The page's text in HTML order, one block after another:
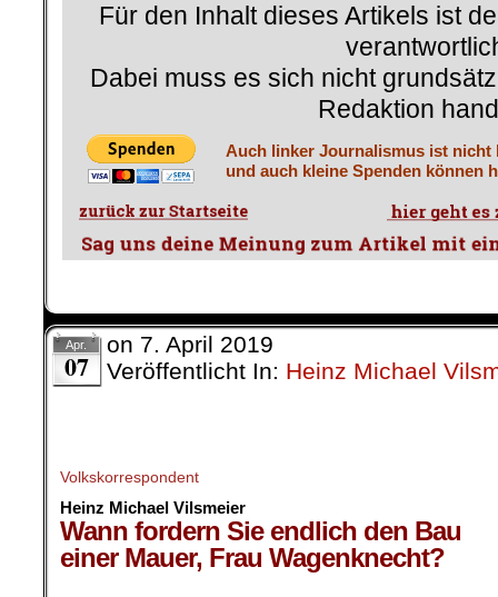
Für den Inhalt dieses Artikels ist
Dabei muss es sich nicht
Redaktion
Auch linker Journalismus ist nicht
und auch kleine Spenden können
Apr.
07
on 7. April 2019
Veröffentlicht In: Heinz Michael
Volkskorrespondent
Heinz Michael Vilsmeier
Wann fordern Sie endlich den Bau
einer Mauer, Frau Wagenknecht?